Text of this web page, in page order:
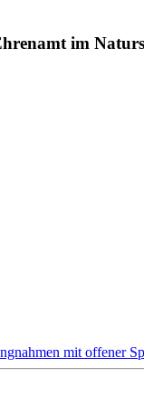
im
mit offener